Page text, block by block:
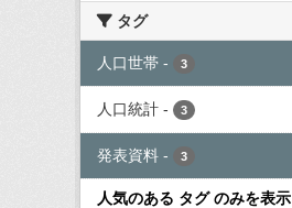
タグ
人口世帯 - 3
人口統計 - 3
発表資料 - 3
人気のある タグ のみを表示